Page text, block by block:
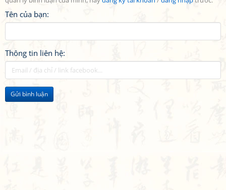
Tên của bạn:
Thông tin liên hệ:
Gửi bình luận